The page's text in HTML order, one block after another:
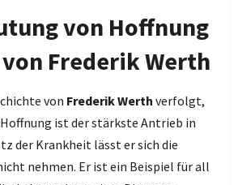
von Hoffnung
Frederik Werth
von Frederik Werth verfolgt,
ist der stärkste Antrieb in
der Krankheit lässt er sich die
nehmen. Er ist ein Beispiel für all